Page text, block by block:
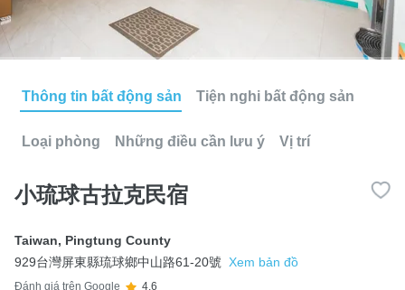
Thông tin bất động sản Tiện nghi bất động sản
Loại phòng Những điều cần lưu ý Vị trí
小琉球古拉克民宿
Taiwan, Pingtung County
929台灣屏東縣琉球鄉中山路61-20號
Xem bản đồ
Đánh giá trên Google
4.6